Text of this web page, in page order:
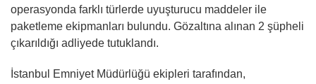
operasyonda farklı türlerde uyuşturucu maddeler ile
paketleme ekipmanları bulundu. Gözaltına alınan 2 şüpheli
çıkarıldığı adliyede tutuklandı.
İstanbul Emniyet Müdürlüğü ekipleri tarafından,